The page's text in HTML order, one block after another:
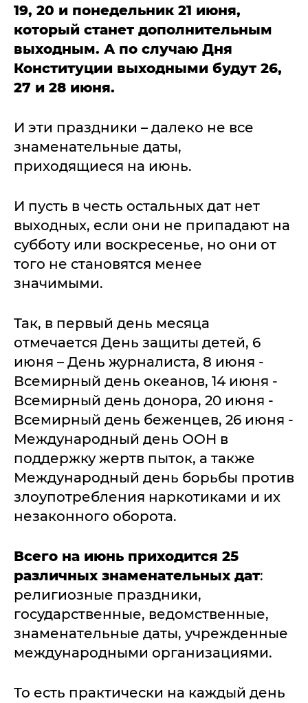
19, 20 и понедельник 21 июня,
который станет дополнительным
выходным. А по случаю Дня
Конституции выходными будут 26,
27 и 28 июня.
И эти праздники – далеко не все
знаменательные даты,
приходящиеся на июнь.
И пусть в честь остальных дат нет
выходных, если они не припадают на
субботу или воскресенье, но они от
того не становятся менее
значимыми.
Так, в первый день месяца
отмечается День защиты детей, 6
июня – День журналиста, 8 июня -
Всемирный день океанов, 14 июня -
Всемирный день донора, 20 июня -
Всемирный день беженцев, 26 июня -
Международный день ООН в
поддержку жертв пыток, а также
Международный день борьбы против
злоупотребления наркотиками и их
незаконного оборота.
Всего на июнь приходится 25
различных знаменательных дат:
религиозные праздники,
государственные, ведомственные,
знаменательные даты, учрежденные
международными организациями.
То есть практически на каждый день